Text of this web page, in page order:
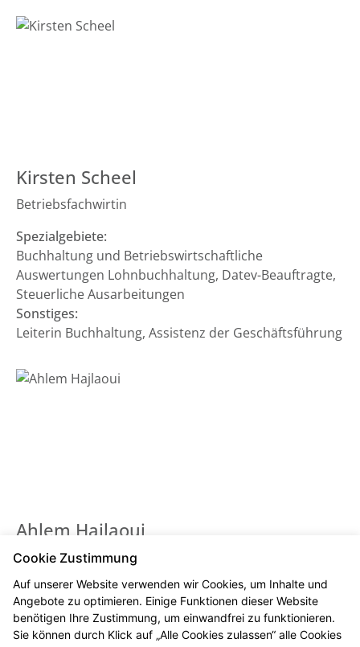
Kirsten Scheel
Betriebsfachwirtin
Spezialgebiete:
Buchhaltung und Betriebswirtschaftliche
Auswertungen Lohnbuchhaltung, Datev-Beauftragte,
Steuerliche Ausarbeitungen
Sonstiges:
Leiterin Buchhaltung, Assistenz der Geschäftsführung
Ahlem Hajlaoui
Botendienstfahrerin
Cookie Zustimmung
Auf unserer Website verwenden wir Cookies, um Inhalte und
Angebote zu optimieren. Einige Funktionen dieser Website
benötigen Ihre Zustimmung, um einwandfrei zu funktionieren.
Sie können durch Klick auf „Alle Cookies zulassen“ alle Cookies